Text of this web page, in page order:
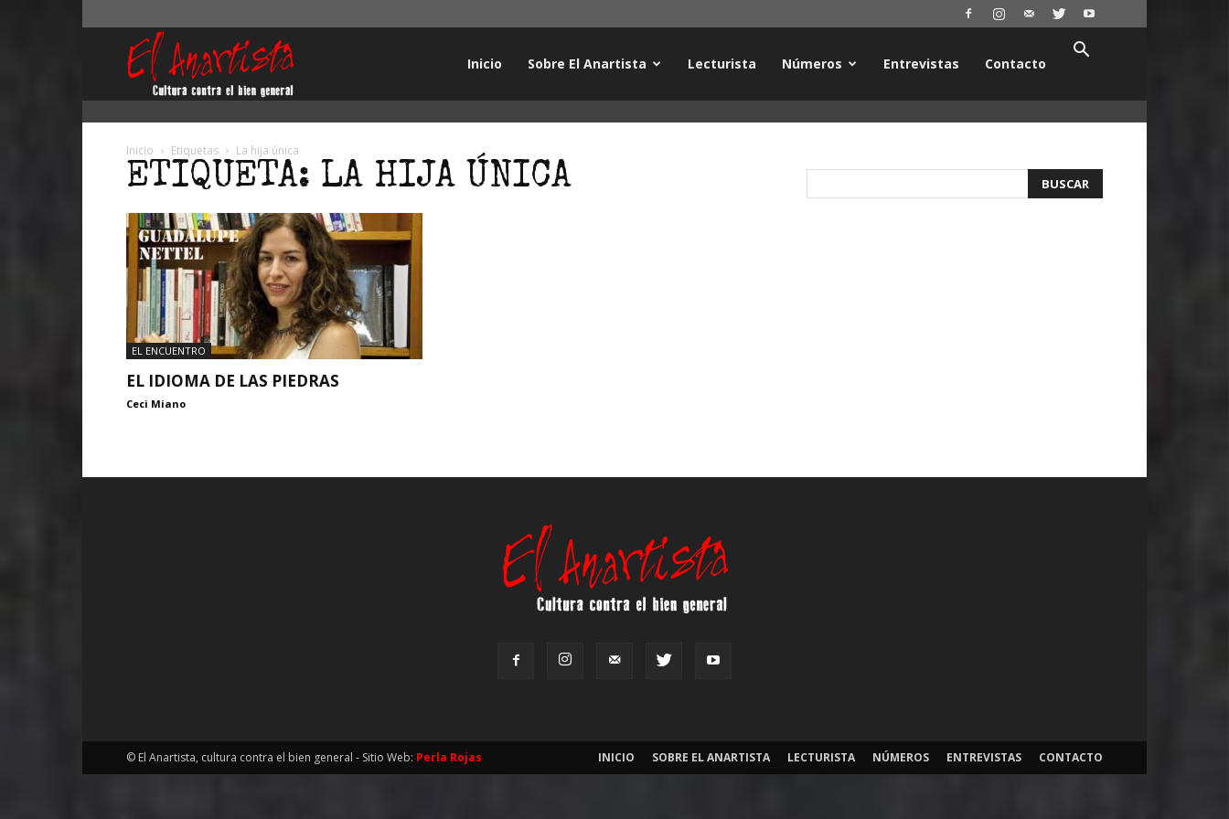
Inicio Sobre El Anartista Lecturista Números Entrevistas Contacto
Inicio Etiquetas La hija única
ETIQUETA: LA HIJA ÚNICA
EL ENCUENTRO
EL IDIOMA DE LAS PIEDRAS
Ceci Miano
INICIO SOBRE EL ANARTISTA LECTURISTA NÚMEROS ENTREVISTAS CONTACTO
© El Anartista, cultura contra el bien general - Sitio Web: Perla Rojas